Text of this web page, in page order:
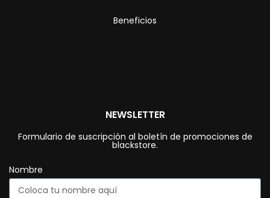
Beneficios
NEWSLETTER
Formulario de suscripción al boletín de promociones de
blackstore.
Nombre